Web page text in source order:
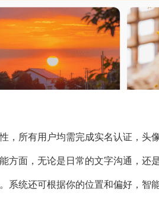
，所有用户均需完成实名认证，头
方面，无论是日常的文字沟通，还
系统还可根据你的位置和偏好，智